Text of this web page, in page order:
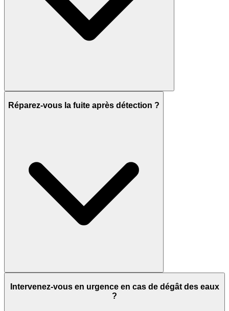
Réparez-vous la fuite après détection ?
Intervenez-vous en urgence en cas de dégât des eaux
?